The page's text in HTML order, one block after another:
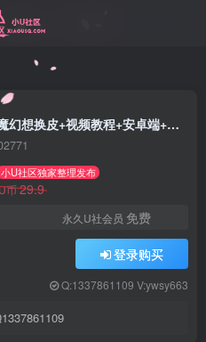
小U社区【神魔幻想】三国之神魔幻想换皮+视频教程+安卓端+多功能后台
小U社区独家整理发布
币29.9
永久U社会员 免费
登录购买
Q:1337861109 V:ywsy663